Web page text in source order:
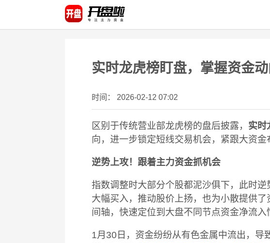
实时龙虎榜盯盘，掌握资金
时间： 2026-02-12 07:02
区别于传统营业部龙虎榜的盘后披露， 实时
向，进一步锁定短线交易机会，紧跟大资金
逆势上攻！跟着主力资金抓机会
指数调整时大部分个股都泥沙俱下，此时
大幅买入，推动股价上扬，也为小散提供
间轴，快速定位到大盘不同节点资金净流入
1月30日，资金纷纷从有色金属中流出，